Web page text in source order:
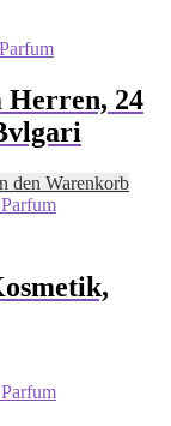
Herren, 24
den Warenkorb